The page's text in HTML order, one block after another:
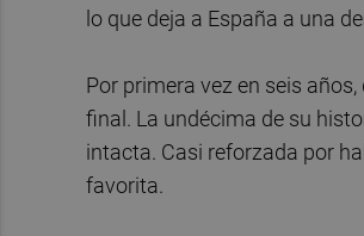
lo que deja a España a una
Por primera vez en seis
final. La undécima de su
intacta. Casi reforzada por
favorita.